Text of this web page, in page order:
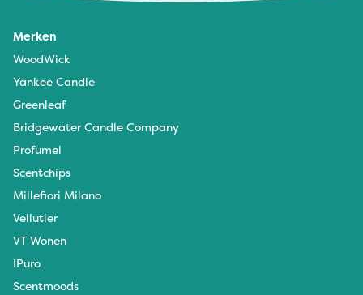
Merken
WoodWick
Yankee Candle
Greenleaf
Bridgewater Candle Company
Profumel
Scentchips
Millefiori Milano
Vellutier
VT Wonen
IPuro
Scentmoods